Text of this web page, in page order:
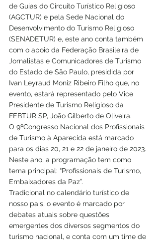
de Guias do Circuito Turístico Religioso
(AGCTUR) e pela Sede Nacional do
Desenvolvimento do Turismo Religioso
(SENADETUR) e, este ano conta também
com o apoio da Federação Brasileira de
Jornalistas e Comunicadores de Turismo
do Estado de São Paulo, presidida por
Ivan Leyraud Moniz Ribeiro Filho que, no
evento, estará representado pelo Vice
Presidente de Turismo Religioso da
FEBTUR SP, João Gilberto de Oliveira.
O 9ºCongresso Nacional dos Profissionais
de Turismo à Aparecida está marcado
para os dias 20, 21 e 22 de janeiro de 2023.
Neste ano, a programação tem como
tema principal: “Profissionais de Turismo,
Embaixadores da Paz”.
Tradicional no calendário turístico de
nosso pais, o evento é marcado por
debates atuais sobre questões
emergentes dos diversos segmentos do
turismo nacional, e conta com um time de